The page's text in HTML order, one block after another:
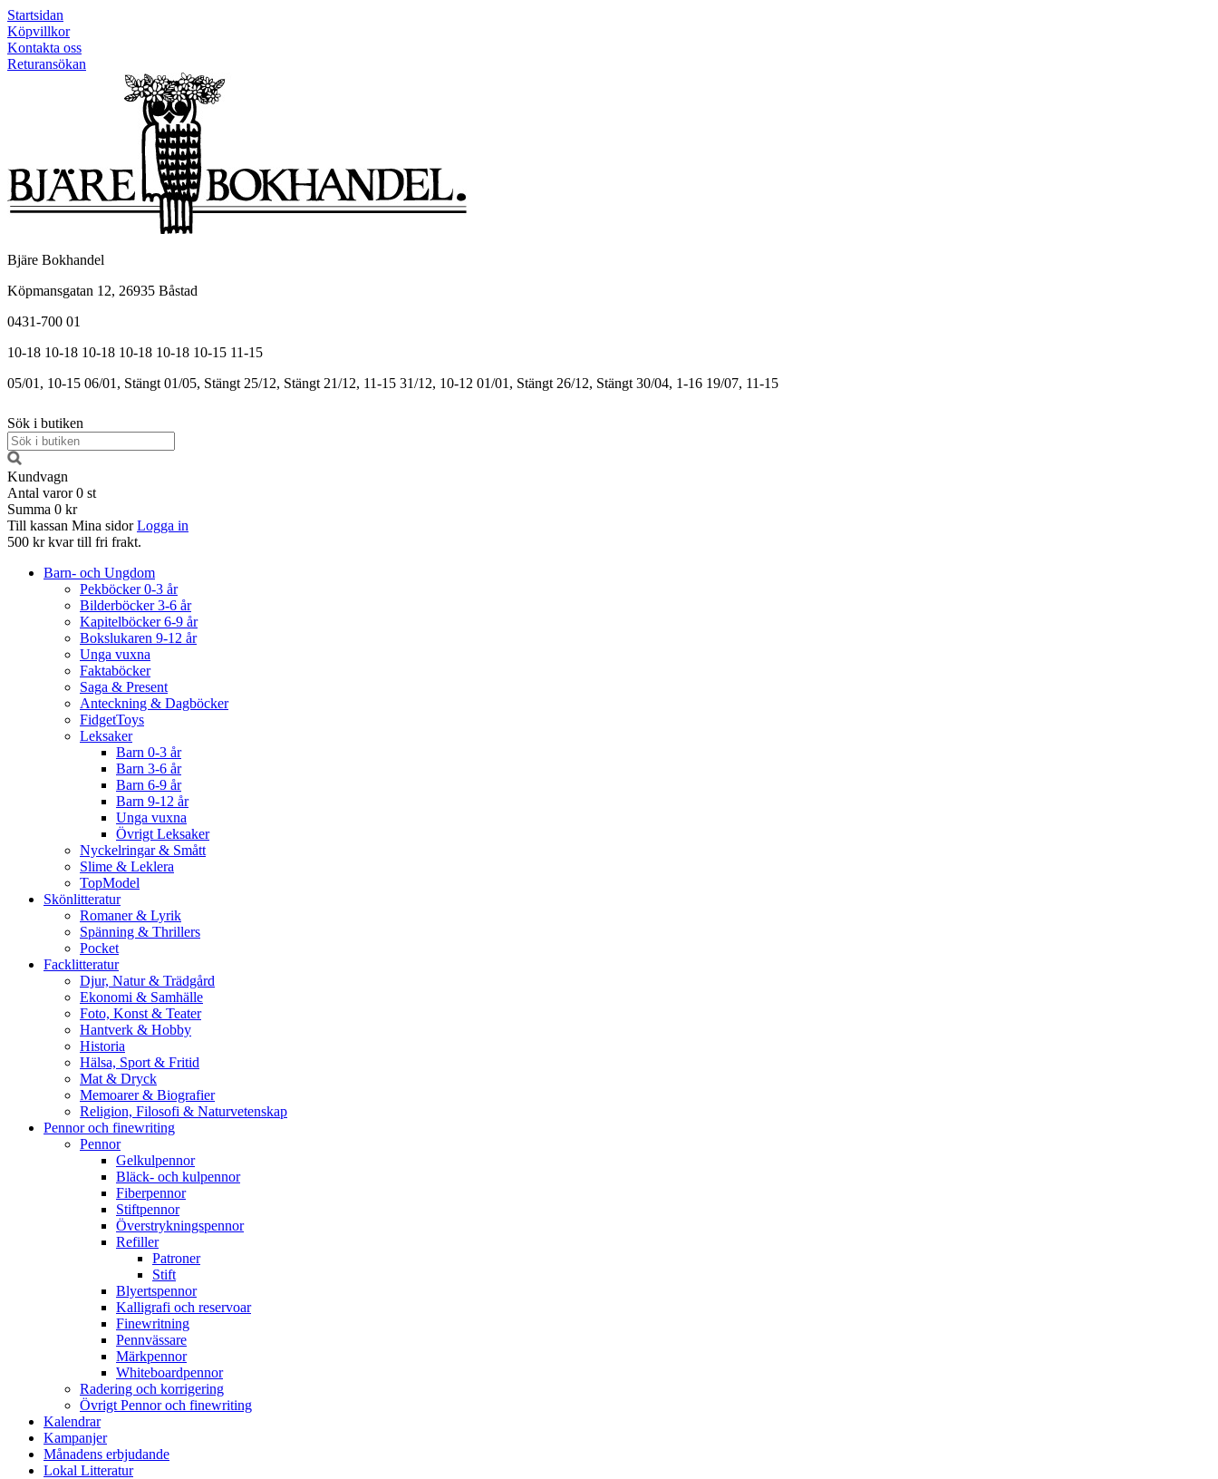
Startsidan
Köpvillkor
Kontakta oss
Returansökan
Bjäre Bokhandel
Köpmansgatan 12, 26935 Båstad
0431-700 01
10-18 10-18 10-18 10-18 10-18 10-15 11-15
05/01, 10-15 06/01, Stängt 01/05, Stängt 25/12, Stängt 21/12, 11-15 31/12, 10-12 01/01, Stängt 26/12, Stängt 30/04, 1-16 19/07, 11-15
Sök i butiken
Kundvagn
Antal varor 0 st
Summa 0 kr
Till kassan Mina sidor Logga in
500 kr kvar till fri frakt.
Barn- och Ungdom
Pekböcker 0-3 år
Bilderböcker 3-6 år
Kapitelböcker 6-9 år
Bokslukaren 9-12 år
Unga vuxna
Faktaböcker
Saga & Present
Anteckning & Dagböcker
FidgetToys
Leksaker
Barn 0-3 år
Barn 3-6 år
Barn 6-9 år
Barn 9-12 år
Unga vuxna
Övrigt Leksaker
Nyckelringar & Smått
Slime & Leklera
TopModel
Skönlitteratur
Romaner & Lyrik
Spänning & Thrillers
Pocket
Facklitteratur
Djur, Natur & Trädgård
Ekonomi & Samhälle
Foto, Konst & Teater
Hantverk & Hobby
Historia
Hälsa, Sport & Fritid
Mat & Dryck
Memoarer & Biografier
Religion, Filosofi & Naturvetenskap
Pennor och finewriting
Pennor
Gelkulpennor
Bläck- och kulpennor
Fiberpennor
Stiftpennor
Överstrykningspennor
Refiller
Patroner
Stift
Blyertspennor
Kalligrafi och reservoar
Finewritning
Pennvässare
Märkpennor
Whiteboardpennor
Radering och korrigering
Övrigt Pennor och finewriting
Kalendrar
Kampanjer
Månadens erbjudande
Lokal Litteratur